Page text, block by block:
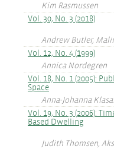
Kim Rasmussen
Vol. 30, No. 3 (2018)
Andrew Butler,
Vol. 12, No. 4 (1999)
Annica Nordegren
Vol. 18, No. 1 (2005):
Space
Anna-Johanna
Vol. 19, No. 3 (2006):
Based Dwelling
Judith Thomsen,